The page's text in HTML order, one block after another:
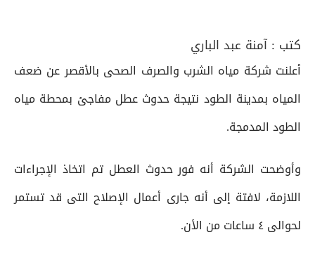
كتب : آمنة عبد الباري
أعلنت شركة مياه الشرب والصرف الصحى بالأقصر عن ضعف
المياه بمدينة الطود نتيجة حدوث عطل مفاجئ بمحطة مياه
الطود المدمجة.
وأوضحت الشركة أنه فور حدوث العطل تم اتخاذ الإجراءات
اللازمة، لافتة إلى أنه جارى أعمال الإصلاح التى قد تستمر
لحوالى ٤ ساعات من الأن.